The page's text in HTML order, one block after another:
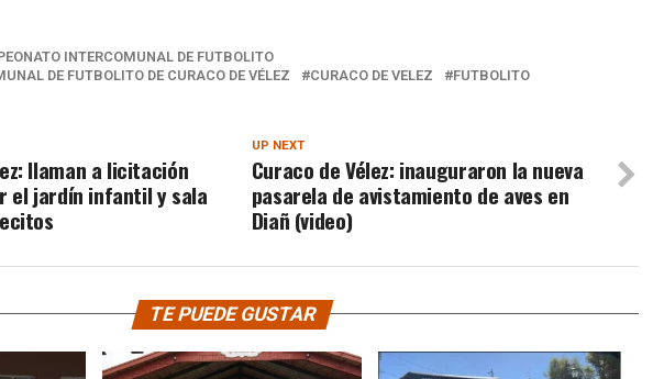
INTERCOMUNAL DE FUTBOLITO
DE FUTBOLITO DE CURACO DE VÉLEZ
CURACO DE VELEZ
FUTBOLITO
UP NEXT
Curaco de Vélez: inauguraron la nueva
pasarela de avistamiento de aves en
Diañ (video)
llaman a licitación
el jardín infantil y sala
TE PUEDE GUSTAR